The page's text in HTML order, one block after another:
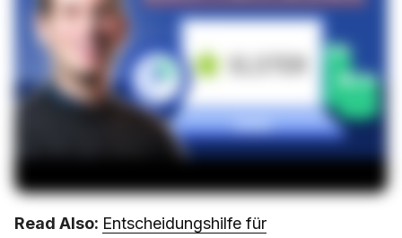
Read Also: Entscheidungshilfe für